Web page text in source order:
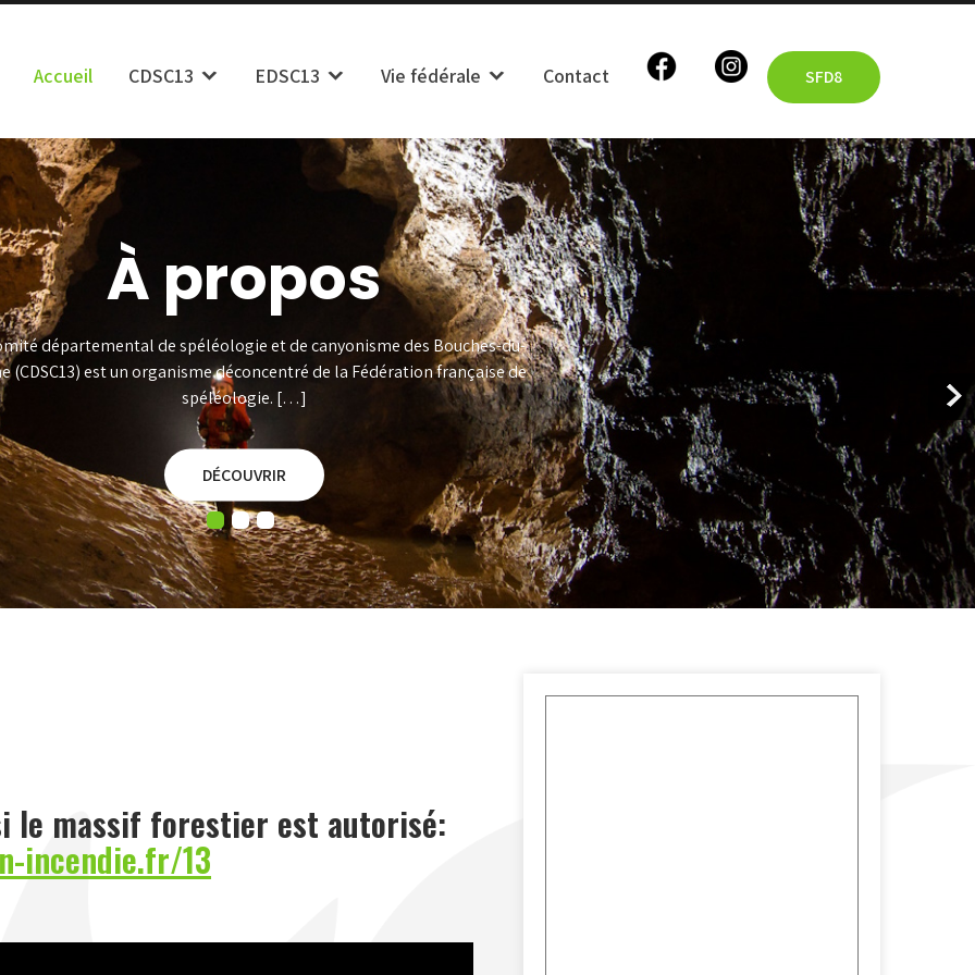
Accueil CDSC13 EDSC13 Vie fédérale Contact SFD8
À propos
départemental de spéléologie et de canyonisme des Bouches-du-
(CDSC13) est un organisme déconcentré de la Fédération française de
spéléologie. […]
DÉCOUVRIR
le massif forestier est autorisé:
incendie.fr/13